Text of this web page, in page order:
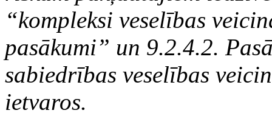
“kompleksi veselības
pasākumi” un 9.2.4.2.
sabiedrības veselības
ietvaros.